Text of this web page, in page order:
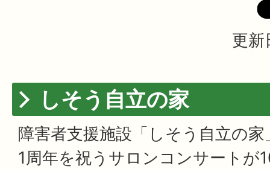
更新
しそう自立の家
障害者支援施設「しそう自立の
1周年を祝うサロンコンサートが